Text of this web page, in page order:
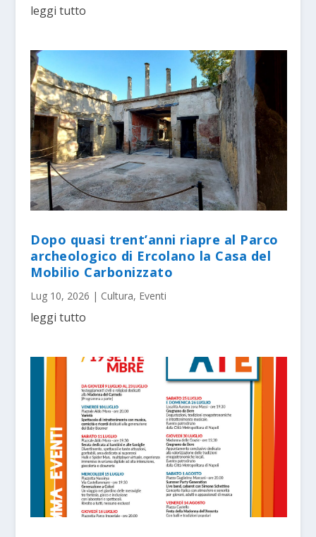
leggi tutto
Dopo quasi trent’anni riapre al Parco
archeologico di Ercolano la Casa del
Mobilio Carbonizzato
Lug 10, 2026 | Cultura, Eventi
leggi tutto